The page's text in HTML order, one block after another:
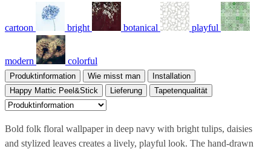
cartoon bright botanical playful
modern colorful
Produktinformation Wie misst man
Installation
Happy Mattic Peel&Stick
Lieferung Tapetenqualität
Bold folk floral wallpaper in deep navy with bright tulips, daisies
and stylized leaves creates a lively, playful look. The hand-drawn